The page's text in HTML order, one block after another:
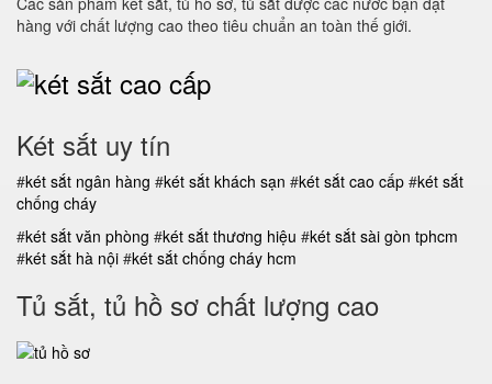
hàng với chất lượng cao theo tiêu chuẩn an toàn thế giới.
Két sắt uy tín
#két sắt ngân hàng #két sắt khách sạn #két sắt cao cấp #két sắt
chống cháy
#két sắt văn phòng #két sắt thương hiệu #két sắt sài gòn tphcm
#két sắt hà nội #két sắt chống cháy hcm
Tủ sắt, tủ hồ sơ chất lượng cao